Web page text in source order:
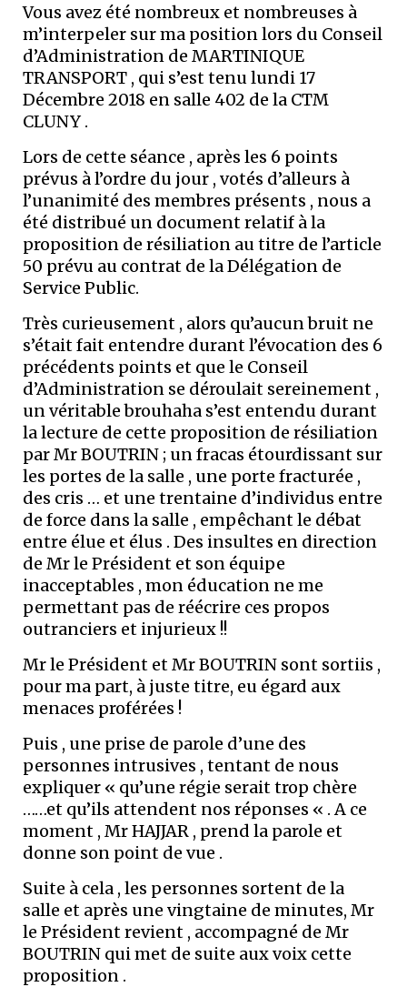
Vous avez été nombreux et nombreuses à
m’interpeler sur ma position lors du Conseil
d’Administration de MARTINIQUE
TRANSPORT , qui s’est tenu lundi 17
Décembre 2018 en salle 402 de la CTM
CLUNY .
Lors de cette séance , après les 6 points
prévus à l’ordre du jour , votés d’alleurs à
l’unanimité des membres présents , nous a
été distribué un document relatif à la
proposition de résiliation au titre de l’article
50 prévu au contrat de la Délégation de
Service Public.
Très curieusement , alors qu’aucun bruit ne
s’était fait entendre durant l’évocation des 6
précédents points et que le Conseil
d’Administration se déroulait sereinement ,
un véritable brouhaha s’est entendu durant
la lecture de cette proposition de résiliation
par Mr BOUTRIN ; un fracas étourdissant sur
les portes de la salle , une porte fracturée ,
des cris … et une trentaine d’individus entre
de force dans la salle , empêchant le débat
entre élue et élus . Des insultes en direction
de Mr le Président et son équipe
inacceptables , mon éducation ne me
permettant pas de réécrire ces propos
outranciers et injurieux !!
Mr le Président et Mr BOUTRIN sont sortiis ,
pour ma part, à juste titre, eu égard aux
menaces proférées !
Puis , une prise de parole d’une des
personnes intrusives , tentant de nous
expliquer « qu’une régie serait trop chère
……et qu’ils attendent nos réponses « . A ce
moment , Mr HAJJAR , prend la parole et
donne son point de vue .
Suite à cela , les personnes sortent de la
salle et après une vingtaine de minutes, Mr
le Président revient , accompagné de Mr
BOUTRIN qui met de suite aux voix cette
proposition .